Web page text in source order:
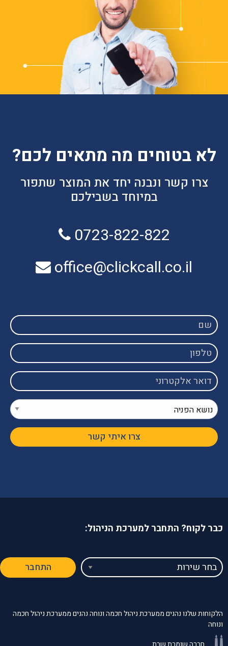
לא בטוחים מה מתאים לכם?
צרו קשר ונבנה יחד את המוצר שתפור
במיוחד בשבילכם
0723-822-822
office@clickcall.co.il
אלקטרוני
נושא
הפניה
צרו איתי קשר
כבר לקוח? התחבר למערכת הניהול:
בחר
שירות
התחבר
הלקוחות שלנו נהנים ממערכת ניהול חכמה ונוחה נהנים ממערכת ניהול חכמה
ונוחה